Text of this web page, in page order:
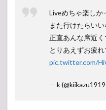
Liveめちゃ楽しか
また行けたらいい
正直あんな席近
とりあえずお疲
pic.twitter.com/
— k